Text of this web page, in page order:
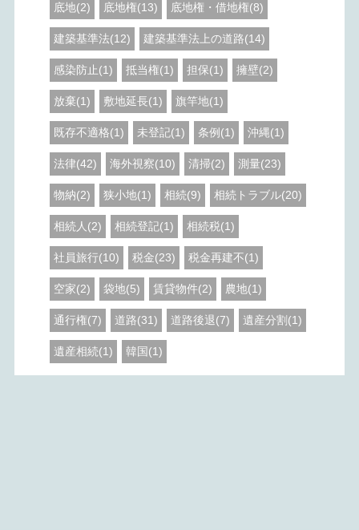
底地(2) 底地権(13) 底地権・借地権(8)
建築基準法(12) 建築基準法上の道路(14)
感染防止(1) 抵当権(1) 担保(1) 擁壁(2)
放棄(1) 敷地延長(1) 旗竿地(1)
既存不適格(1) 未登記(1) 条例(1) 沖縄(1)
法律(42) 海外視察(10) 清掃(2) 測量(23)
物納(2) 狭小地(1) 相続(9) 相続トラブル(20)
相続人(2) 相続登記(1) 相続税(1)
社員旅行(10) 税金(23) 税金再建不(1)
空家(2) 袋地(5) 賃貸物件(2) 農地(1)
通行権(7) 道路(31) 道路後退(7) 遺産分割(1)
遺産相続(1) 韓国(1)